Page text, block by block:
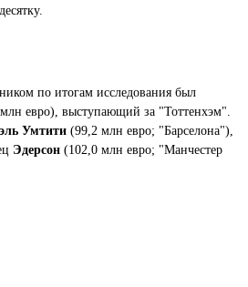
по итогам исследования был
евро), выступающий за "Тоттенхэм".
Умтити (99,2 млн евро; "Барселона"),
Эдерсон (102,0 млн евро; "Манчестер